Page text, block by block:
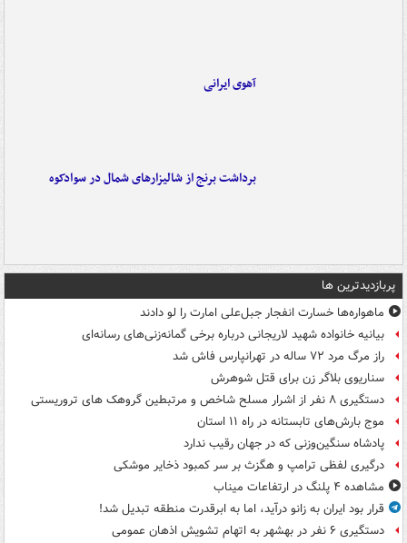
آهوی ایرانی
برداشت برنج از شالیزارهای شمال در سوادکوه
پربازدیدترین ها
ماهواره‌ها خسارت انفجار جبل‌علی امارت را لو دادند
بیانیه خانواده شهید لاریجانی درباره برخی گمانه‌زنی‌های رسانه‌ای
راز مرگ مرد ۷۲ ساله در تهرانپارس فاش شد
سناریوی بلاگر زن برای قتل شوهرش
دستگیری ۸ نفر از اشرار مسلح شاخص و مرتبطین گروهک های تروریستی
موج بارش‌های تابستانه در راه ۱۱ استان
پادشاه سنگین‌وزنی که در جهان رقیب ندارد
درگیری لفظی ترامپ و هگزث بر سر کمبود ذخایر موشکی
مشاهده ۴ پلنگ در ارتفاعات میناب
قرار بود ایران به زانو درآید، اما به ابرقدرت منطقه تبدیل شد!
دستگیری ۶ نفر در بهشهر به اتهام تشویش اذهان عمومی